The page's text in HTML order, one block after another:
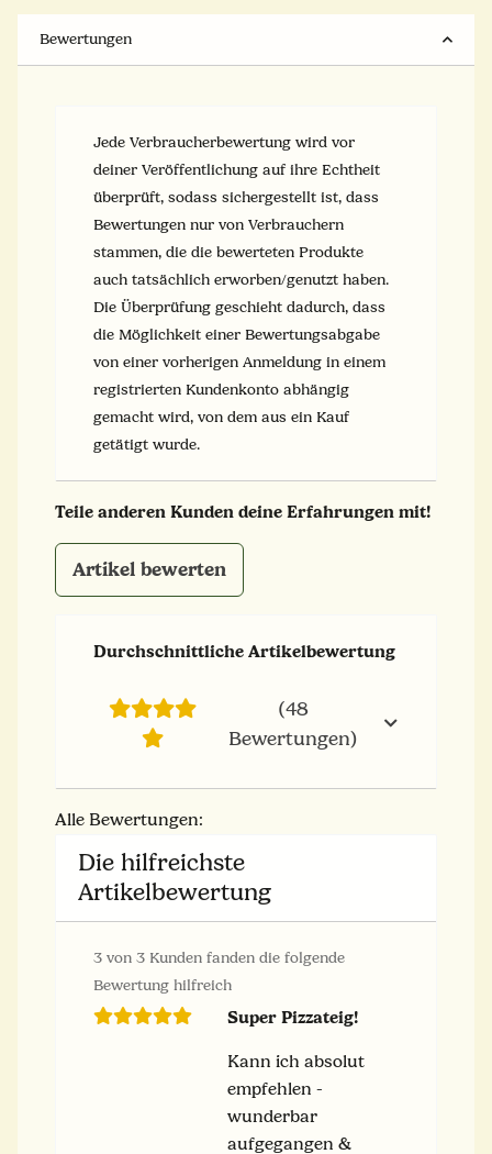
Bewertungen
Jede Verbraucherbewertung wird vor
deiner Veröffentlichung auf ihre Echtheit
überprüft, sodass sichergestellt ist, dass
Bewertungen nur von Verbrauchern
stammen, die die bewerteten Produkte
auch tatsächlich erworben/genutzt haben.
Die Überprüfung geschieht dadurch, dass
die Möglichkeit einer Bewertungsabgabe
von einer vorherigen Anmeldung in einem
registrierten Kundenkonto abhängig
gemacht wird, von dem aus ein Kauf
getätigt wurde.
Durchschnittliche Artikelbewertung
(48
Bewertungen)
Teile anderen Kunden deine Erfahrungen mit!
Artikel bewerten
Alle Bewertungen:
Die hilfreichste
Artikelbewertung
3 von 3 Kunden fanden die folgende
Bewertung hilfreich
Super Pizzateig!
Kann ich absolut
empfehlen -
wunderbar
aufgegangen &